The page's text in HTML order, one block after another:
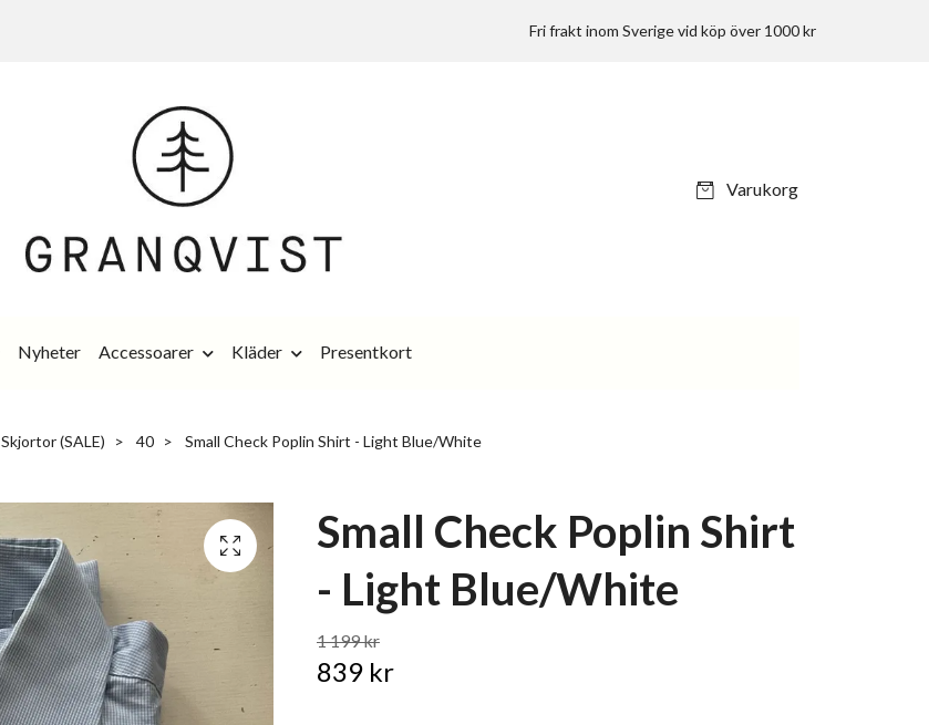
Fri frakt inom Sverige vid köp över 1000 kr
Varukorg
Nyheter Accessoarer Kläder Presentkort
Skjortor (SALE) 40 Small Check Poplin Shirt - Light Blue/White
Small Check Poplin Shirt
- Light Blue/White
1 199 kr
839 kr